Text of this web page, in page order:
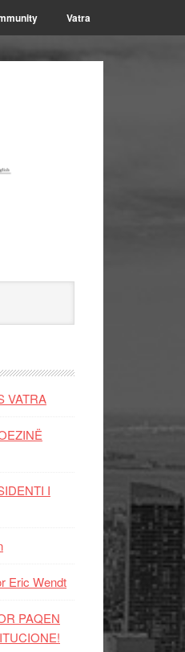
Vatra
VATRA
I
Eric Wendt
PAQEN